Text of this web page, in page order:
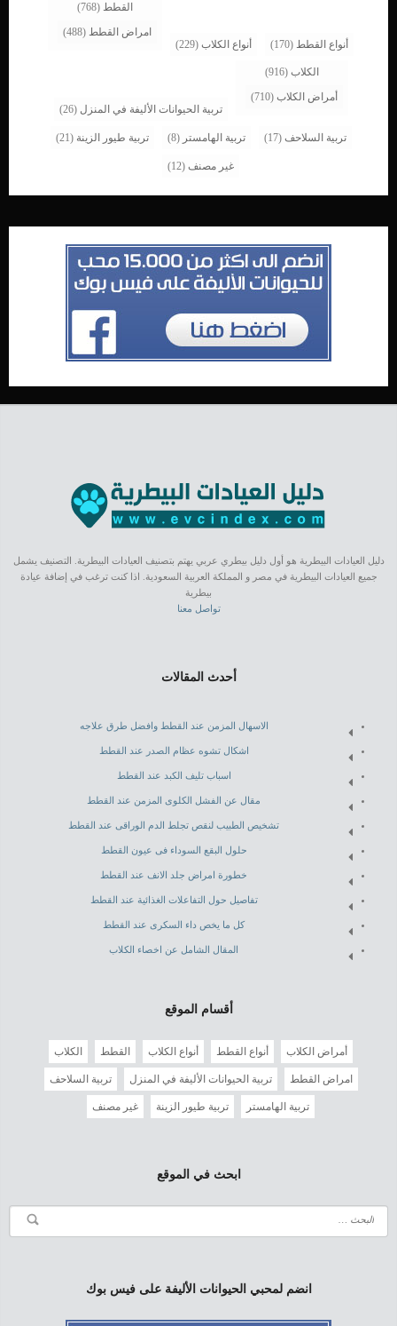
أنواع القطط (170) أنواع الكلاب (229)
القطط (768)
امراض القطط (488)
الكلاب (916)
أمراض الكلاب (710)
تربية الحيوانات الأليفة في المنزل (26)
تربية السلاحف (17) تربية الهامستر (8) تربية طيور الزينة (21)
غير مصنف (12)
دليل العيادات البيطرية هو أول دليل بيطري عربي يهتم بتصنيف العيادات البيطرية. التصنيف يشمل
جميع العيادات البيطرية في مصر و المملكة العربية السعودية. اذا كنت ترغب في إضافة عيادة
بيطرية
تواصل معنا
أحدث المقالات
الاسهال المزمن عند القطط وافضل طرق علاجه
اشكال تشوه عظام الصدر عند القطط
اسباب تليف الكبد عند القطط
مقال عن الفشل الكلوى المزمن عند القطط
تشخيص الطبيب لنقص تجلط الدم الوراقى عند القطط
حلول البقع السوداء فى عيون القطط
خطورة امراض جلد الانف عند القطط
تفاصيل حول التفاعلات الغذائية عند القطط
كل ما يخص داء السكرى عند القطط
المقال الشامل عن اخصاء الكلاب
أقسام الموقع
أمراض الكلاب أنواع القطط أنواع الكلاب القطط الكلاب
امراض القطط تربية الحيوانات الأليفة في المنزل تربية السلاحف
تربية الهامستر تربية طيور الزينة غير مصنف
ابحث في الموقع
انضم لمحبي الحيوانات الأليفة على فيس بوك